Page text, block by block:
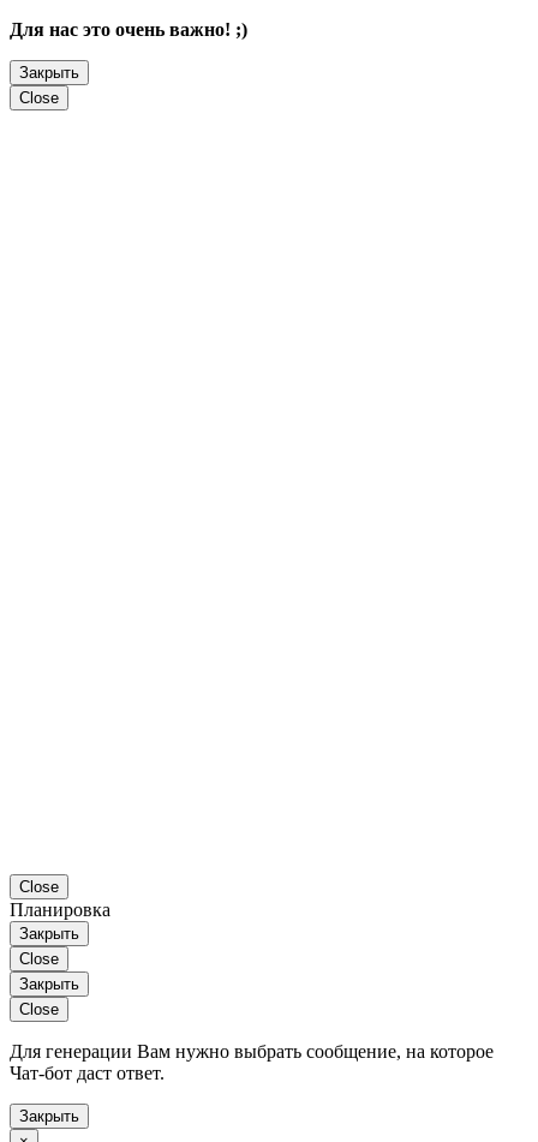
Для нас это очень важно! ;)
Закрыть
Close
Close
Планировка
Закрыть
Close
Закрыть
Close
Для генерации Вам нужно выбрать сообщение, на которое
Чат-бот даст ответ.
Закрыть